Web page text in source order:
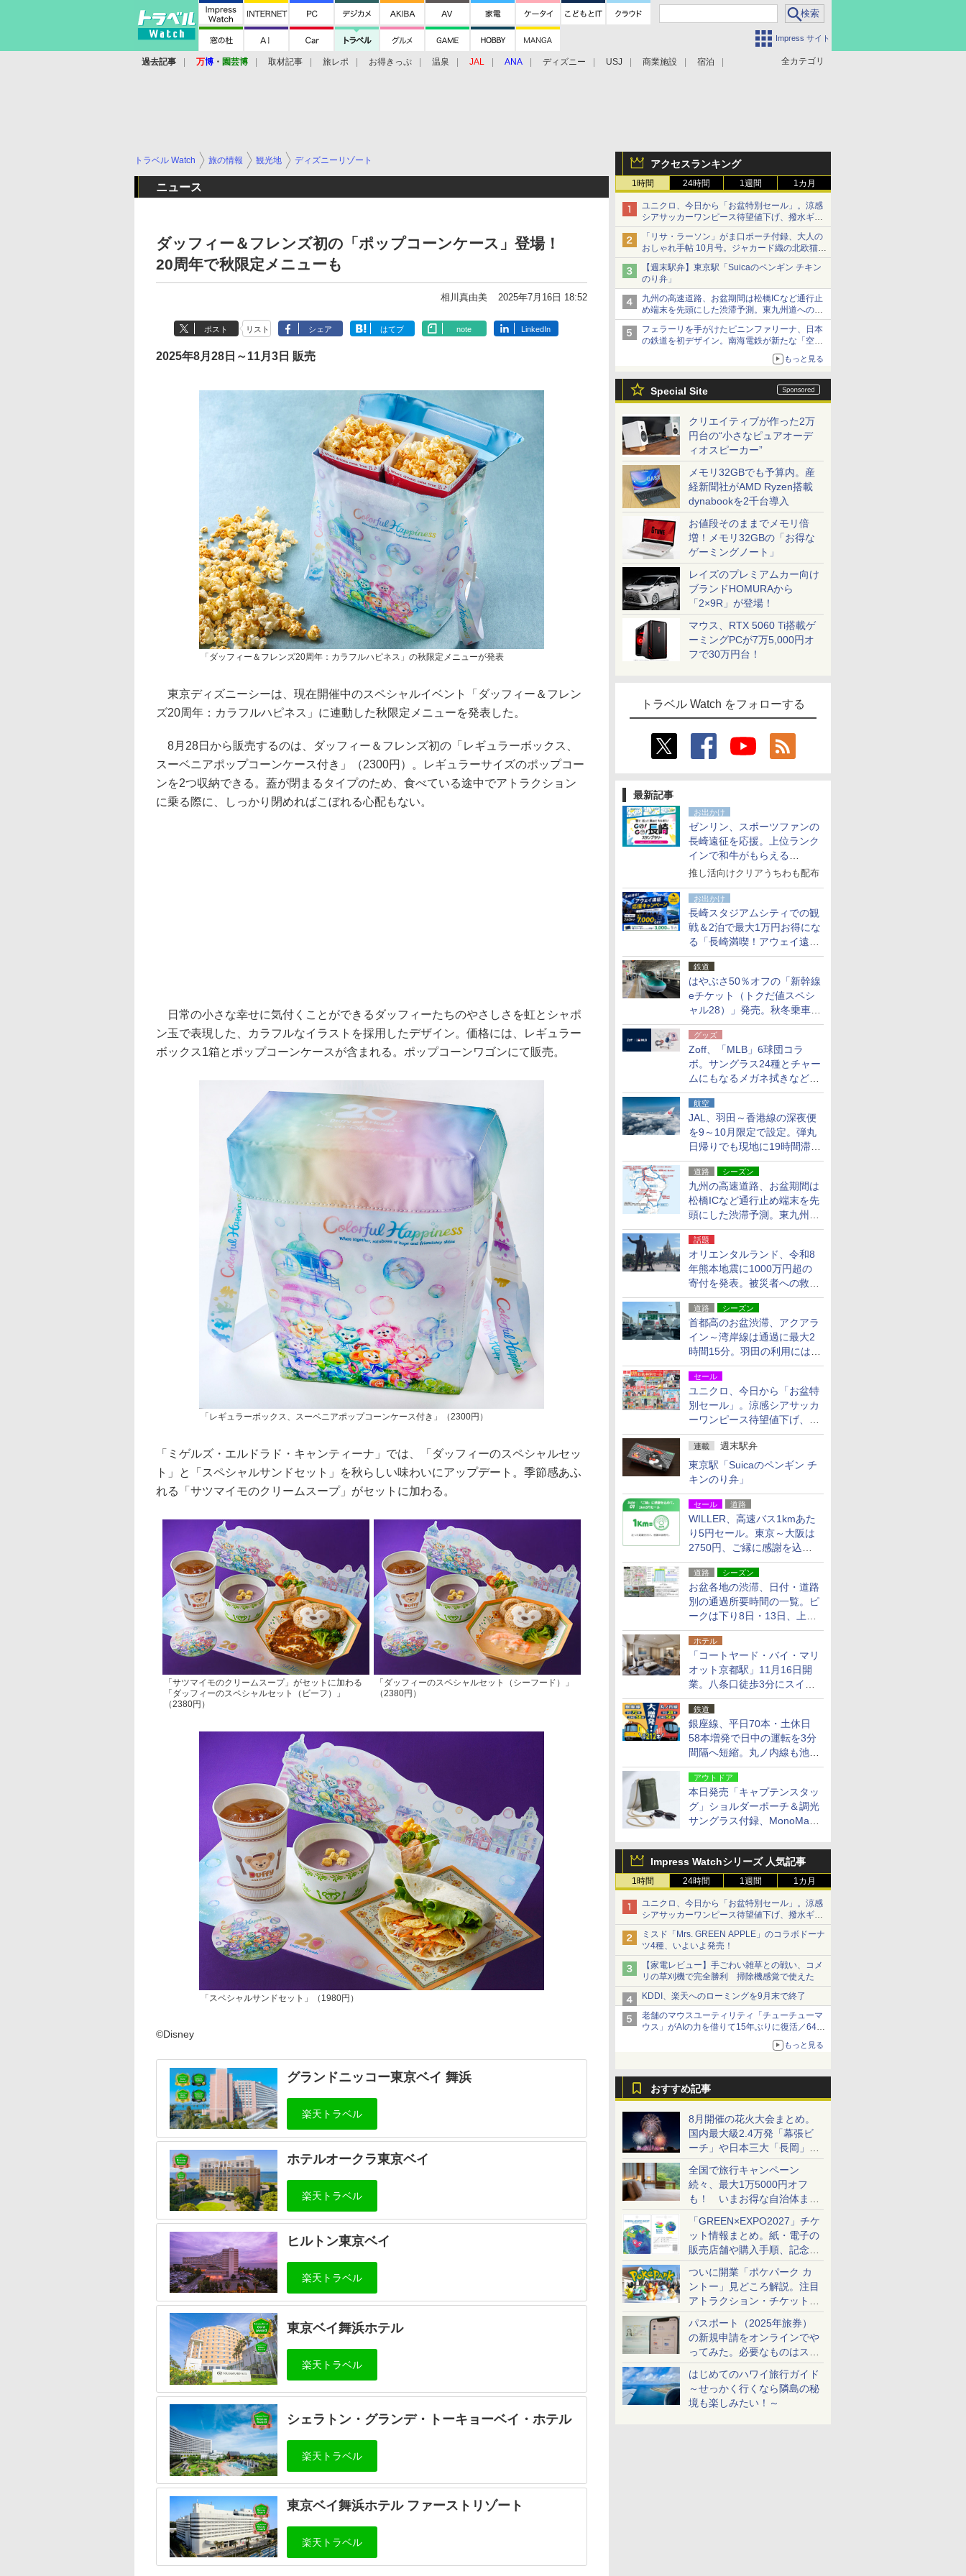
Impress サイト
全カテゴリ
過去記事 万博 ・ 園芸博 取材記事 旅レポ お得きっぷ 温泉 JAL ANA ディズニー USJ 商業施設 宿泊
アクセスランキング
1時間 24時間 1週間 1カ月
ユニクロ、今日から「お盆特別セール」。涼感
シアサッカーワンピース待望値下げ、撥水ギア
ショーツは1990円に
「リサ・ラーソン」がま口ポーチ付録、大人の
おしゃれ手帖 10月号。ジャカード織の北欧猫デ
ザイン
【週末駅弁】東京駅「Suicaのペンギン チキン
のり弁」
九州の高速道路、お盆期間は松橋ICなど通行止
め端末を先頭にした渋滞予測。東九州道への迂
回は料金調整を実施
フェラーリを手がけたピニンファリーナ、日本
の鉄道を初デザイン。南海電鉄が新たな「空港
もっと見る
Special Site
クリエイティブが作った2万
円台の“小さなピュアオーデ
ィオスピーカー”
メモリ32GBでも予算内。産
経新聞社がAMD Ryzen搭載
dynabookを2千台導入
お値段そのままでメモリ倍
増！メモリ32GBの「お得な
ゲーミングノート」
レイズのプレミアムカー向け
ブランドHOMURAから
「2×9R」が登場！
マウス、RTX 5060 Ti搭載ゲ
ーミングPCが7万5,000円オ
フで30万円台！
トラベル Watch をフォローする
最新記事
お出かけ
ゼンリン、スポーツファンの
長崎遠征を応援。上位ランク
インで和牛がもらえる
「GO！GO！長崎スタンプラ
推し活向けクリアうちわも配布
お出かけ
長崎スタジアムシティでの観
戦＆2泊で最大1万円お得にな
る「長崎満喫！アウェイ遠征
応援キャンペーン」
鉄道
はやぶさ50％オフの「新幹線
eチケット（トクだ値スペシ
ャル28）」発売。秋冬乗車
分、えきねっと限定
グッズ
Zoff、「MLB」6球団コラ
ボ。サングラス24種とチャー
ムにもなるメガネ拭きなど雑
貨24種
航空
JAL、羽田～香港線の深夜便
を9～10月限定で設定。弾丸
日帰りでも現地に19時間滞在
できる
道路 シーズン
九州の高速道路、お盆期間は
松橋ICなど通行止め端末を先
頭にした渋滞予測。東九州道
への迂回は料金調整を実施
話題
オリエンタルランド、令和8
年熊本地震に1000万円超の
寄付を発表。被災者への救援
活動・復旧支援
道路 シーズン
首都高のお盆渋滞、アクアラ
イン～湾岸線は通過に最大2
時間15分。羽田の利用には
「空港西出口」の利用検討を
セール
ユニクロ、今日から「お盆特
別セール」。涼感シアサッカ
ーワンピース待望値下げ、撥
水ギアショーツは1990円に
連載 週末駅弁
東京駅「Suicaのペンギン チ
キンのり弁」
セール 道路
WILLER、高速バス1kmあた
り5円セール。東京～大阪は
2750円、ご縁に感謝を込め
た20周年記念キャンペーン
道路 シーズン
お盆各地の渋滞、日付・道路
別の通過所要時間の一覧。ピ
ークは下り8日・13日、上り
14日・15日
ホテル
「コートヤード・バイ・マリ
オット京都駅」11月16日開
業。八条口徒歩3分にスイー
ト含む全270室、ダイニング
も併設
鉄道
銀座線、平日70本・土休日
58本増発で日中の運転を3分
間隔へ短縮。丸ノ内線も池袋
～中野坂上を4分間隔に
アウトドア
本日発売「キャプテンスタッ
グ」ショルダーポーチ＆調光
サングラス付録、MonoMax
Impress Watchシリーズ 人気記事
1時間 24時間 1週間 1カ月
ユニクロ、今日から「お盆特別セール」。涼感
シアサッカーワンピース待望値下げ、撥水ギア
ショーツは1990円に
ミスド「Mrs. GREEN APPLE」のコラボドーナ
ツ4種、いよいよ発売！
【家電レビュー】手ごわい雑草との戦い、コメ
リの草刈機で完全勝利 掃除機感覚で使えた
KDDI、楽天へのローミングを9月末で終了
老舗のマウスユーティリティ「チューチューマ
ウス」がAIの力を借りて15年ぶりに復活／64bit
化、Windows 10/11、「Chrome」も走り回
る。復活記念で2026年末まで500円
もっと見る
おすすめ記事
8月開催の花火大会まとめ。
国内最大級2.4万発「幕張ビ
ーチ」や日本三大「長岡」な
ど大型イベント目白押し！
全国で旅行キャンペーン
続々、最大1万5000円オフ
も！ いまお得な自治体まと
め
「GREEN×EXPO2027」チケ
ット情報まとめ。紙・電子の
販売店舗や購入手順、記念チ
ケットも解説
ついに開業「ポケパーク カ
ントー」見どころ解説。注目
アトラクション・チケット手
配・来場前に必要な準備は？
パスポート（2025年旅券）
の新規申請をオンラインでや
ってみた。必要なものはスマ
ホとマイナカードのみ
はじめてのハワイ旅行ガイド
～せっかく行くなら隣島の秘
境も楽しみたい！～
トラベル Watch 旅の情報 観光地 ディズニーリゾート
ニュース
ダッフィー＆フレンズ初の「ポップコーンケース」登場！
20周年で秋限定メニューも
相川真由美 2025年7月16日 18:52
ポスト リスト シェア はてブ note LinkedIn
2025年8月28日～11月3日 販売
「ダッフィー＆フレンズ20周年：カラフルハピネス」の秋限定メニューが発表
東京ディズニーシーは、現在開催中のスペシャルイベント「ダッフィー＆フレン
ズ20周年：カラフルハピネス」に連動した秋限定メニューを発表した。
8月28日から販売するのは、ダッフィー＆フレンズ初の「レギュラーボックス、
スーベニアポップコーンケース付き」（2300円）。レギュラーサイズのポップコー
ンを2つ収納できる。蓋が閉まるタイプのため、食べている途中でアトラクション
に乗る際に、しっかり閉めればこぼれる心配もない。
日常の小さな幸せに気付くことができるダッフィーたちのやさしさを虹とシャポ
ン玉で表現した、カラフルなイラストを採用したデザイン。価格には、レギュラー
ボックス1箱とポップコーンケースが含まれる。ポップコーンワゴンにて販売。
「レギュラーボックス、スーベニアポップコーンケース付き」（2300円）
「ミゲルズ・エルドラド・キャンティーナ」では、「ダッフィーのスペシャルセッ
ト」と「スペシャルサンドセット」を秋らしい味わいにアップデート。季節感あふ
れる「サツマイモのクリームスープ」がセットに加わる。
「サツマイモのクリームスープ」がセットに加わる
「ダッフィーのスペシャルセット（ビーフ）」
（2380円）
「ダッフィーのスペシャルセット（シーフード）」
（2380円）
「スペシャルサンドセット」（1980円）
©Disney
グランドニッコー東京ベイ 舞浜
ホテルオークラ東京ベイ
ヒルトン東京ベイ
東京ベイ舞浜ホテル
シェラトン・グランデ・トーキョーベイ・ホテル
東京ベイ舞浜ホテル ファーストリゾート